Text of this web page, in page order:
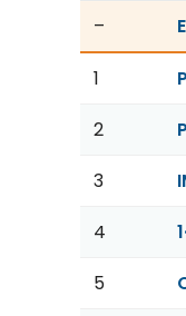
–
1
2
3
4
5